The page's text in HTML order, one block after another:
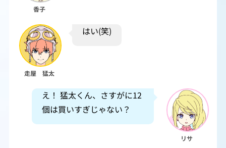
香子
走屋 猛太
はい(笑)
え！ 猛太くん、さすがに12
個は買いすぎじゃない？
リサ